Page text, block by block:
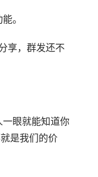
。
享，群发还不
眼就能知道你
是我们的价